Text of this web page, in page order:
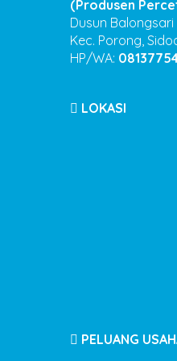
(Produsen
Dusun Balongsari
Kec. Porong,
HP/WA:
LOKASI
PELUANG